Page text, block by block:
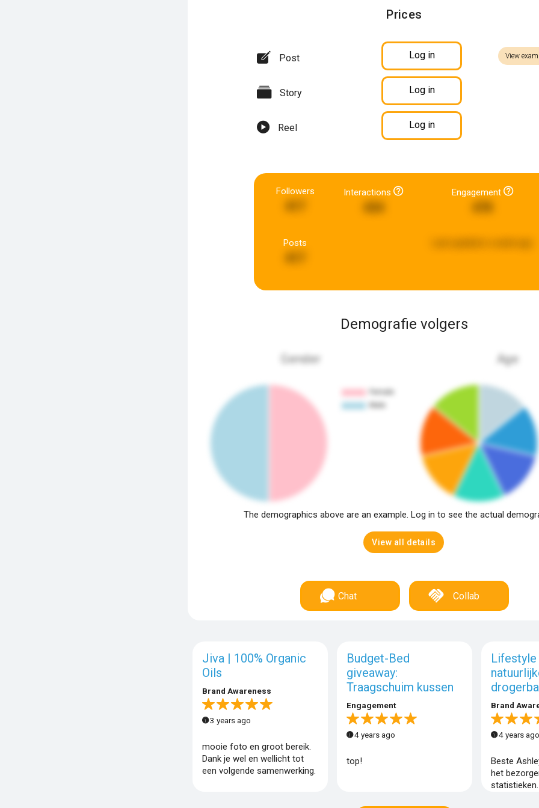
Prices
Post Log in View
Story Log in
Reel Log in
Followers Interactions Engagement
Posts
Demografie volgers
Gender Age
The demographics above are an example. Log in to see the actual
View all details
Chat Collab
Jiva | 100% Organic
Oils
Brand Awareness
3 years ago
mooie foto en groot bereik.
Dank je wel en wellicht tot
een volgende samenwerking.
Budget-Bed
giveaway:
Traagschuim kussen
Engagement
4 years ago
top!
Lifestyle
Brand
4 years
Beste
het